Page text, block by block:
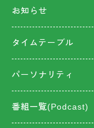
お知らせ
タイムテーブル
パーソナリティ
番組一覧(Podcast)